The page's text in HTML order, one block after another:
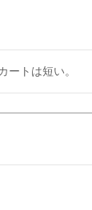
ートは短い。